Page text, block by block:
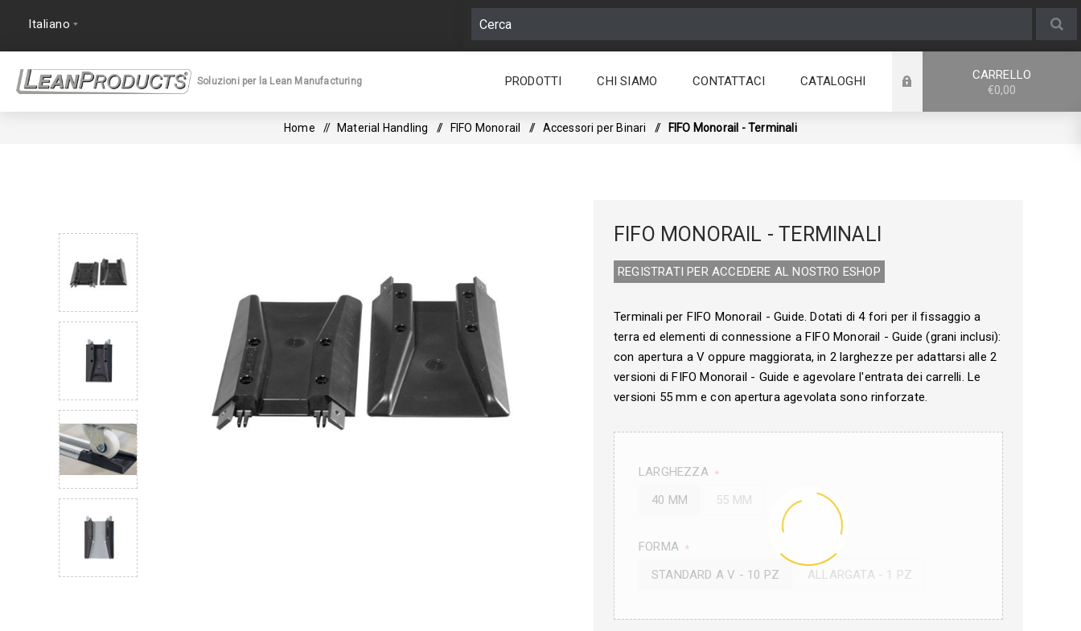
Soluzioni per la Lean Manufacturing PRODOTTI CHI SIAMO CONTATTACI CATALOGHI
CARRELLO
€0,00
Home / Material Handling / FIFO Monorail / Accessori per Binari / FIFO Monorail - Terminali
FIFO MONORAIL - TERMINALI
REGISTRATI PER ACCEDERE AL NOSTRO E­SHOP
Terminali per FIFO Monorail - Guide. Dotati di 4 fori per il fissaggio a
terra ed elementi di connessione a FIFO Monorail - Guide (grani inclusi):
con apertura a V oppure maggiorata, in 2 larghezze per adattarsi alle 2
versioni di FIFO Monorail - Guide e agevolare l'entrata dei carrelli. Le
versioni 55 mm e con apertura agevolata sono rinforzate.
LARGHEZZA *
40 MM 55 MM
FORMA *
STANDARD A V - 10 PZ ALLARGATA - 1 PZ